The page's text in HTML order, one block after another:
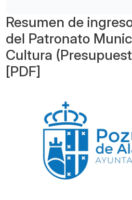
Resumen de
del Patronato
Cultura
[PDF]